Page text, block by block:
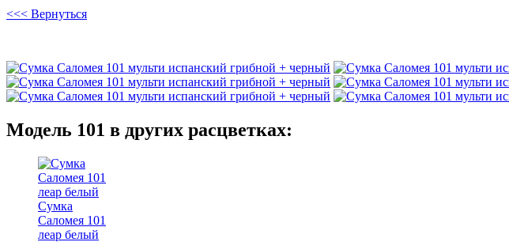
<<< Вернуться
Модель 101 в других расцветках:
Сумка
Саломея 101
леар белый